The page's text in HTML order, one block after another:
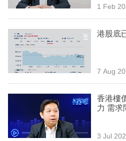
欄
閱
區
1 Feb
港股底
7 Aug
香港樓
力 需求
3 Jul